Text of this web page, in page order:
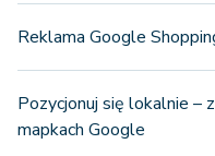
Reklama Google
Pozycjonuj się lokalnie
mapkach Google